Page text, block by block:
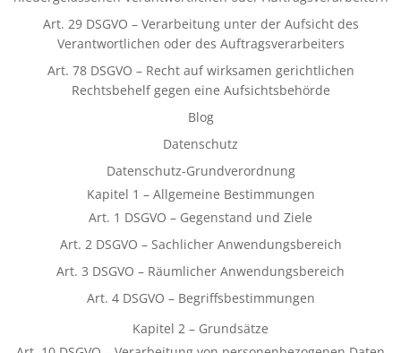
Art. 29 DSGVO – Verarbeitung unter der Aufsicht des
Verantwortlichen oder des Auftragsverarbeiters
Art. 78 DSGVO – Recht auf wirksamen gerichtlichen
Rechtsbehelf gegen eine Aufsichtsbehörde
Blog
Datenschutz
Datenschutz-Grundverordnung
Kapitel 1 – Allgemeine Bestimmungen
Art. 1 DSGVO – Gegenstand und Ziele
Art. 2 DSGVO – Sachlicher Anwendungsbereich
Art. 3 DSGVO – Räumlicher Anwendungsbereich
Art. 4 DSGVO – Begriffsbestimmungen
Kapitel 2 – Grundsätze